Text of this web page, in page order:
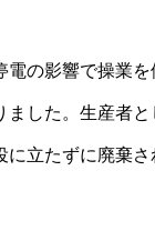
の影響で操業
した。生産者
立たずに廃棄